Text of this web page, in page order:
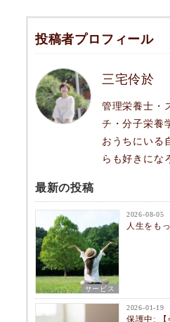
投稿者プロフィール
三宅伶於
管理栄養士・
チ・分子栄養
おうちにいる
らも好きにな
最新の投稿
サービス
2026-08-05
人生をも
2026-01-19
保護中: 【